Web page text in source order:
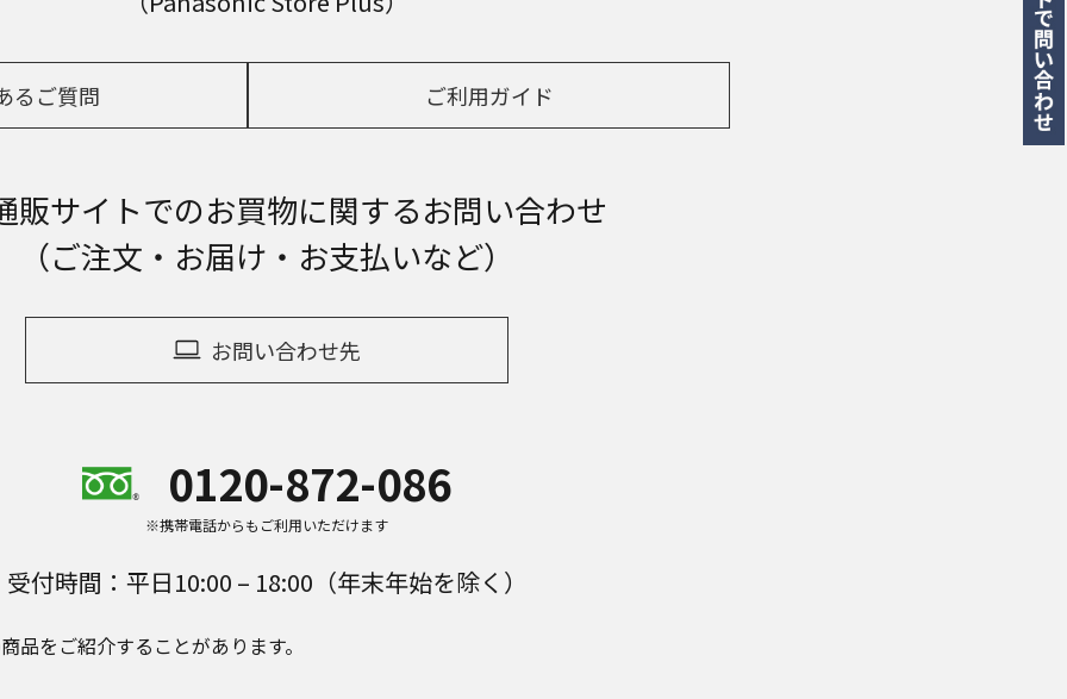
るご質問 ご利用ガイド
販サイトでのお買物に関するお問い合わせ
（ご注文・お届け・お支払いなど）
お問い合わせ先
0120-872-086
※携帯電話からもご利用いただけます
受付時間：平日10:00 – 18:00（年末年始を除く）
品をご紹介することがあります。